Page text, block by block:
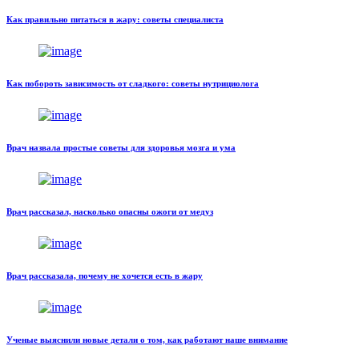
Как правильно питаться в жару: советы специалиста
Как побороть зависимость от сладкого: советы нутрициолога
Врач назвала простые советы для здоровья мозга и ума
Врач рассказал, насколько опасны ожоги от медуз
Врач рассказала, почему не хочется есть в жару
Ученые выяснили новые детали о том, как работают наше внимание